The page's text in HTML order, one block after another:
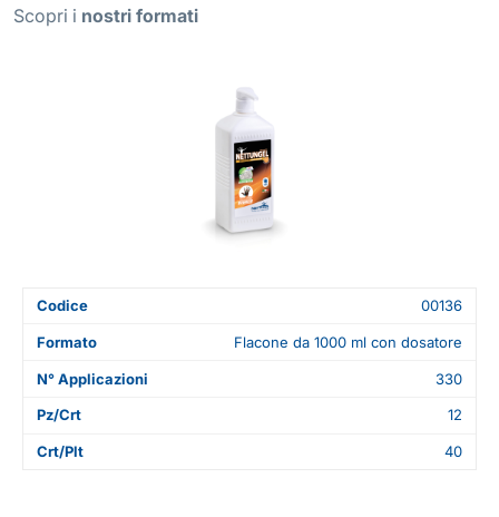
Scopri i nostri formati
Codice 00136
Formato Flacone da 1000 ml con dosatore
N° Applicazioni 330
Pz/Crt 12
Crt/Plt 40